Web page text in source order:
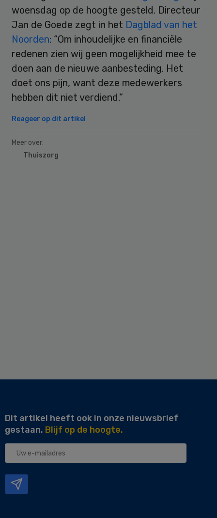
woensdag op de hoogte gesteld. Directeur
Jan de Goede zegt in het Dagblad van het
Noorden: “Om inhoudelijke en financiële
redenen zien wij geen mogelijkheid mee te
doen aan de nieuwe aanbesteding. Het
doet ons pijn, want deze medewerkers
hebben dit niet verdiend.”
Reageer op dit artikel
Meer over:
Thuiszorg
Dit artikel heeft ook in onze nieuwsbrief
gestaan. Blijf op de hoogte.
Uw